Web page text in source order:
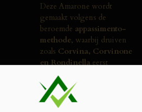
Deze Amarone wordt
gemaakt volgens de
beroemde appassimento-
methode, waarbij druiven
zoals Corvina, Corvinone
en Rondinella eerst
maandenlang
gedroogdom
concentratie
creëren.